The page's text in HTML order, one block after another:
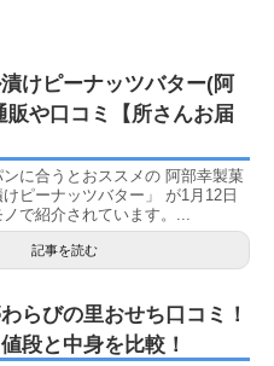
けピーナッツバター(阿
販や口コミ【所さんお届
に合うとおススメの 阿部幸製菓
けピーナッツバター」 が1月12日
で紹介されています。...
記事を読む
らびの里おせち口コミ！
段と中身を比較！